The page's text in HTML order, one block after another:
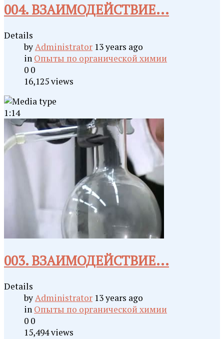
004. ВЗАИМОДЕЙСТВИЕ...
Details
byAdministrator 13 years ago
in Опыты по органической химии
0 0
16,125 views
1:14
003. ВЗАИМОДЕЙСТВИЕ...
Details
byAdministrator 13 years ago
in Опыты по органической химии
0 0
15,494 views